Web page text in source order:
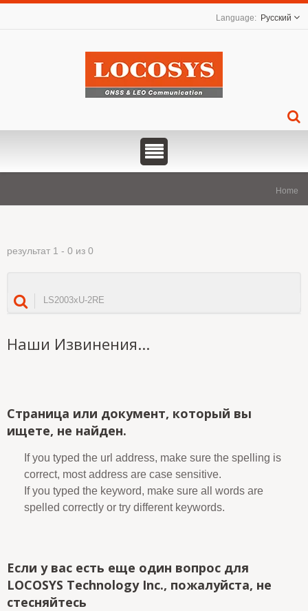
Русский
Home
результат 1 - 0 из 0
Наши Извинения...
Страница или документ, который вы
ищете, не найден.
If you typed the url address, make sure the spelling is
correct, most address are case sensitive.
If you typed the keyword, make sure all words are
spelled correctly or try different keywords.
Если у вас есть еще один вопрос для
LOCOSYS Technology Inc., пожалуйста, не
стесняйтесь